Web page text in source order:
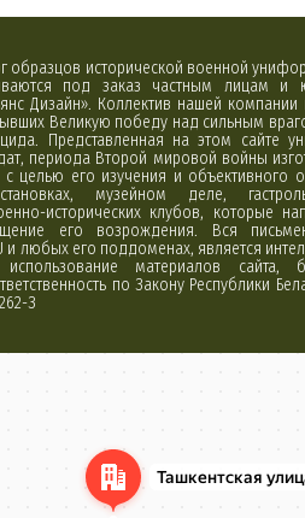
образцов исторической военной
под заказ частным лицам и
Дизайн». Коллектив нашей
Великую победу над сильным
Представленная на этом сайте
периода Второй мировой войны
целью его изучения и объективного
музейном деле,
исторических клубов, которые
его возрождения. Вся
и любых его поддоменах, является
материалов сайта,
по Закону Республики
З